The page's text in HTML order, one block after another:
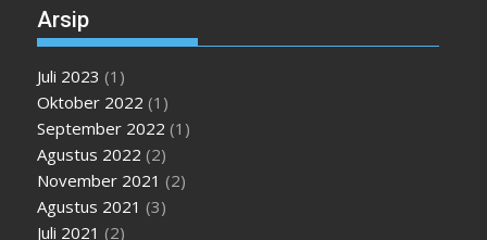
Arsip
Juli 2023 (1)
Oktober 2022 (1)
September 2022 (1)
Agustus 2022 (2)
November 2021 (2)
Agustus 2021 (3)
Juli 2021 (2)